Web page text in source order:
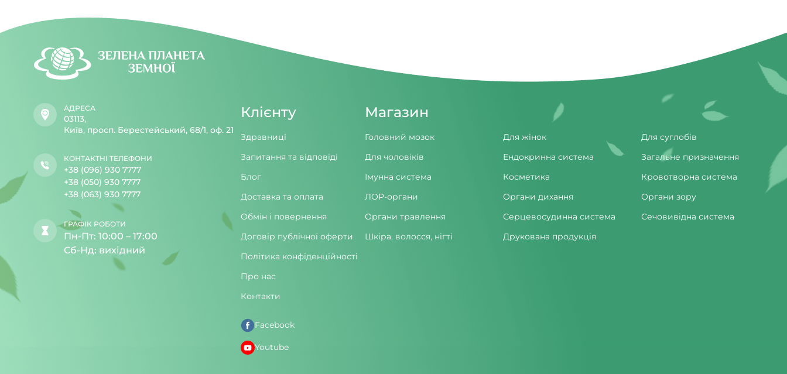
АДРЕСА
03113,
Київ, просп. Берестейський, 68/1, оф. 21
КОНТАКТНІ ТЕЛЕФОНИ
+38 (096) 930 7777
+38 (050) 930 7777
+38 (063) 930 7777
ГРАФІК РОБОТИ
Пн-Пт: 10:00 – 17:00
Сб-Нд: вихідний
Клієнту
Здравниці
Запитання та відповіді
Блог
Доставка та оплата
Обмін і повернення
Договір публічної оферти
Політика конфіденційності
Про нас
Контакти
Facebook
Youtube
Магазин
Головний мозок Для жінок
Для суглобів
Для чоловіків
Ендокринна система
Загальне призначення
Імунна система
Косметика
Кровотворна система
ЛОР-органи
Органи дихання
Органи зору
Органи травлення
Серцевосудинна система
Сечовивідна система
Шкіра, волосся, нігті
Друкована продукція